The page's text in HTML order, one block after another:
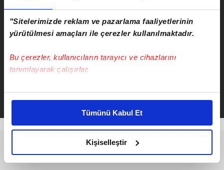
"Sitelerimizde reklam ve pazarlama faaliyetlerinin
yürütülmesi amaçları ile çerezler kullanılmaktadır.
Bu çerezler, kullanıcıların tarayıcı ve cihazlarını
tanımlayarak çalışırlar.
Bu çerezlere izin vermeniz halinde sizlere özel
daha iyi reklam deneyimi yaşatabiliriz. Bunu yaparken
amacımızın size daha iyi bir reklam deneyimi sunmak
olduğunu ve sizlere en iyi içerikleri sunabilmek adına
elimizden gelen çabayı gösterdiğimizi ve bu noktada,
reklamların maliyetlerimizi karşılamak noktasında tek gelir
Tümünü Kabul Et
Kişiselleştir
SAFİR İZLE 📺 ATV CANLI YAYIN
Safir 12. bölüm full izle!
Müge Anlı'da Sibel Karabulut